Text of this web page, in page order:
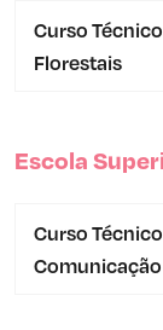
Curso
Florestais
Escola
Curso